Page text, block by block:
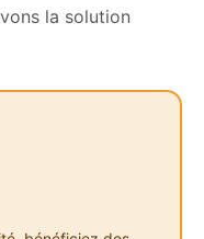
la solution